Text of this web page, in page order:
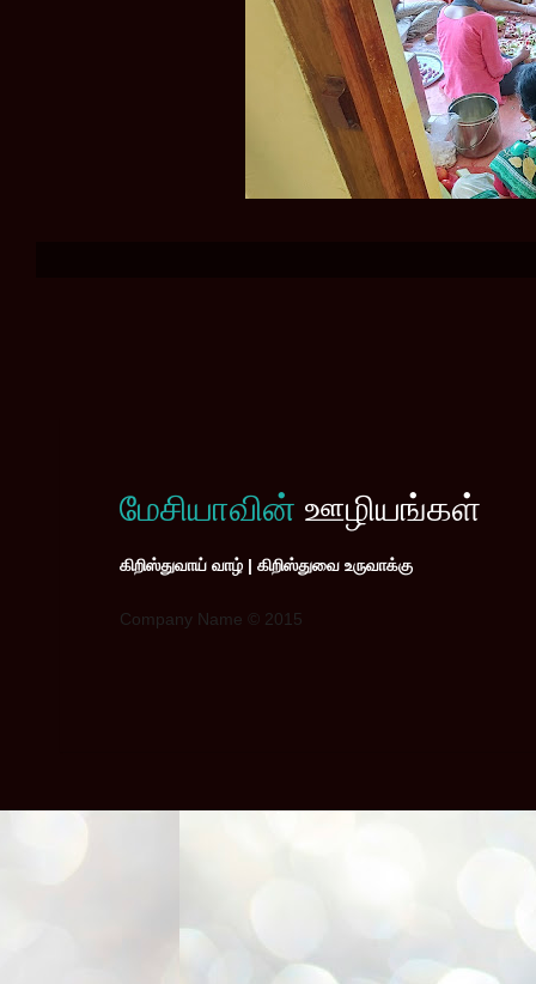
மேசியாவின் ஊழியங்கள்
கிறிஸ்துவாய் வாழ் | கிறிஸ்துவை உருவாக்கு
Company Name © 2015